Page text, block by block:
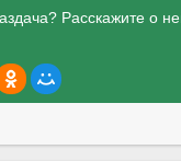
Расскажите о